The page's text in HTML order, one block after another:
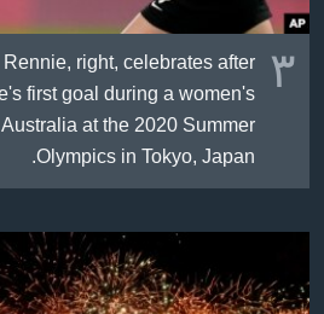
٣ right, celebrates after
first goal during a women's
at the 2020 Summer
Olympics in Tokyo, Japan.